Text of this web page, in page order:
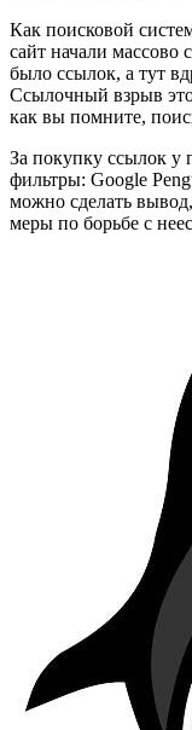
Как поисковой
сайт начали массово
было ссылок, а тут
Ссылочный взрыв
как вы помните,
За покупку ссылок у
фильтры: Google
можно сделать
меры по борьбе с